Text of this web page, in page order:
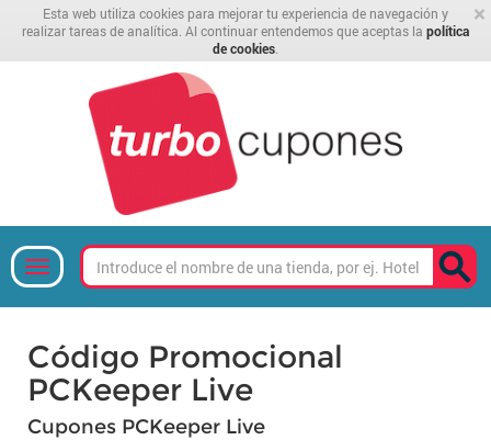
×
Esta web utiliza cookies para mejorar tu experiencia de navegación y
realizar tareas de analítica. Al continuar entendemos que aceptas la política
de cookies
Código Promocional
PCKeeper Live
Cupones PCKeeper Live